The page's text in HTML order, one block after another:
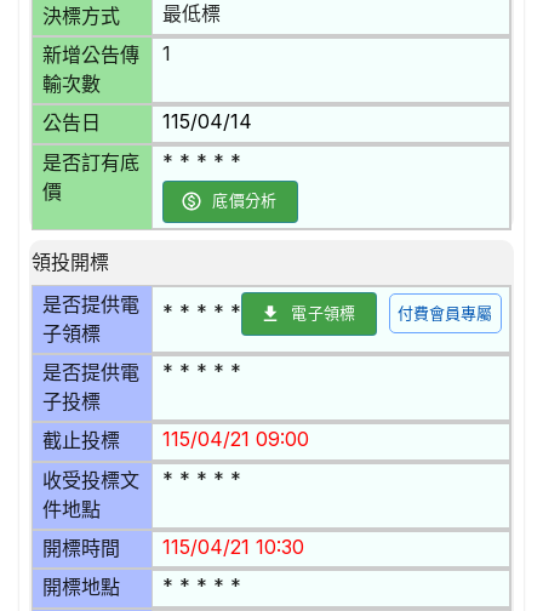
決標方式 最低標
新增公告傳
輸次數
1
公告日 115/04/14
是否訂有底
價
* * * * *
底價分析
領投開標
是否提供電
子領標
* * * * * 電子領標 付費會員專屬
是否提供電
子投標
* * * * *
截止投標 115/04/21 09:00
收受投標文
件地點
* * * * *
開標時間 115/04/21 10:30
開標地點 * * * * *